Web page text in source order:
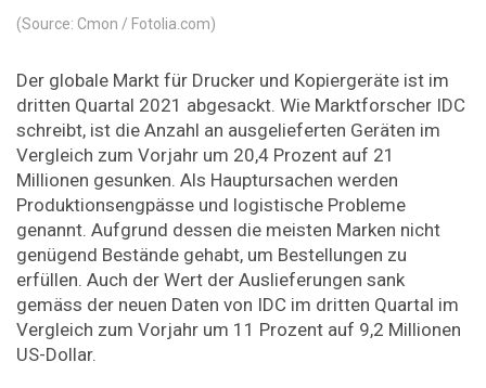
(Source: Cmon / Fotolia.com)
Der globale Markt für Drucker und Kopiergeräte ist im
dritten Quartal 2021 abgesackt. Wie Marktforscher IDC
schreibt, ist die Anzahl an ausgelieferten Geräten im
Vergleich zum Vorjahr um 20,4 Prozent auf 21
Millionen gesunken. Als Hauptursachen werden
Produktionsengpässe und logistische Probleme
genannt. Aufgrund dessen die meisten Marken nicht
genügend Bestände gehabt, um Bestellungen zu
erfüllen. Auch der Wert der Auslieferungen sank
gemäss der neuen Daten von IDC im dritten Quartal im
Vergleich zum Vorjahr um 11 Prozent auf 9,2 Millionen
US-Dollar.